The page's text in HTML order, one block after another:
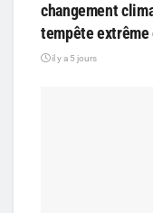
changement
tempête
il y a 5 jours